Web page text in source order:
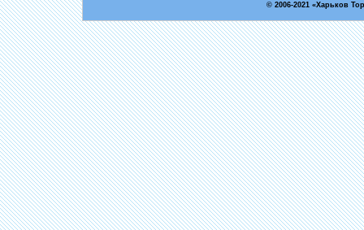
© 2006-2021 «Харьков